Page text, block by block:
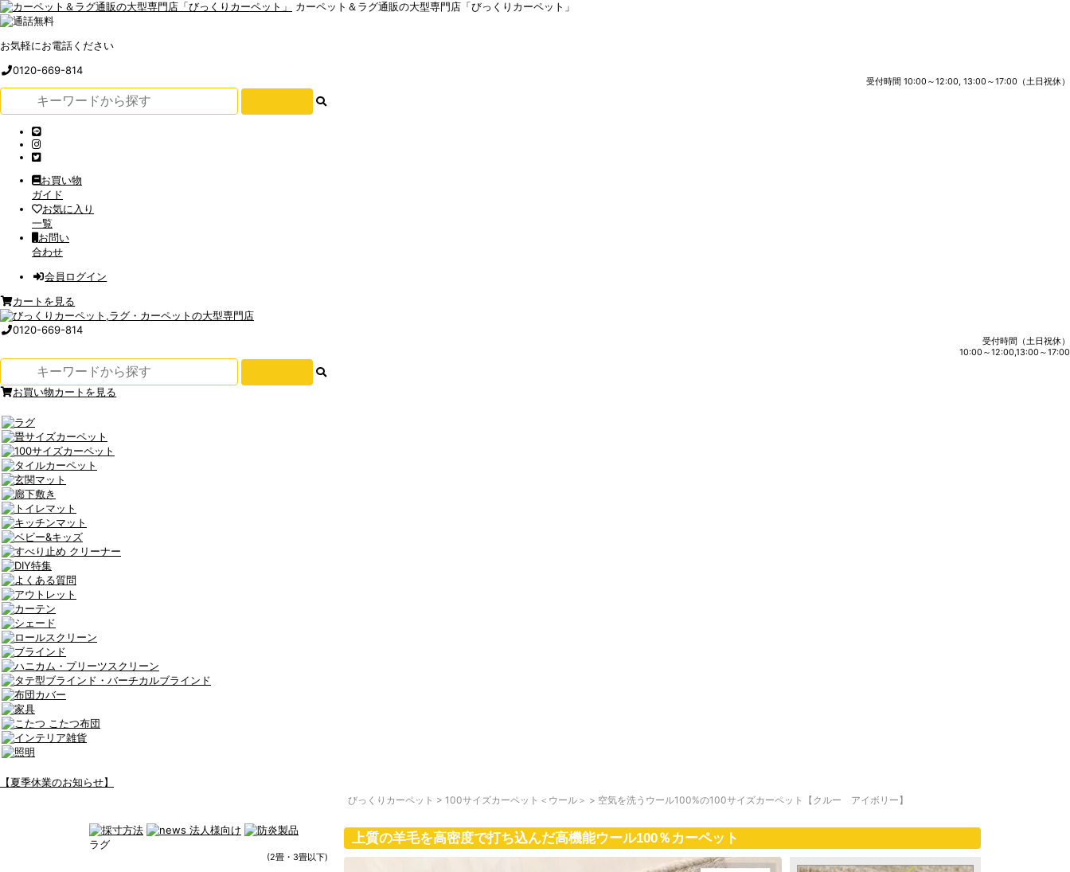
カーペット＆ラグ通販の大型専門店「びっくりカーペット」
お気軽にお電話ください
0120-669-814
受付時間 10:00～12:00, 13:00～17:00（土日祝休）
お買い物
ガイド
お気に入り
一覧
お問い
合わせ
会員ログイン
カートを見る
0120-669-814
受付時間（土日祝休）
10:00～12:00,13:00～17:00
お買い物カートを見る
【夏季休業のお知らせ】
ラグ
(2畳・3畳以下)
びっくりカーペット > 100サイズカーペット＜ウール＞ > 空気を洗うウール100%の100サイズカーペット【クルー アイボリー】
上質の羊毛を高密度で打ち込んだ高機能ウール100％カーペット